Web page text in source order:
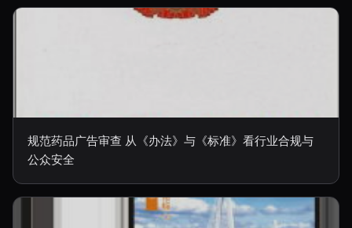
规范药品广告审查 从《办法》与《标准》看行业合规与
公众安全